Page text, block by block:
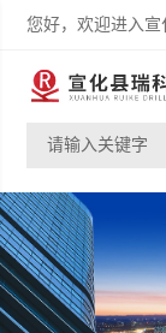
您好，欢迎进入宣